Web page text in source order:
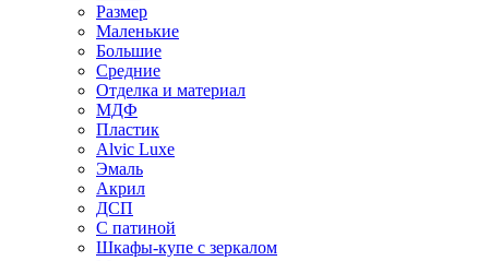
Размер
Маленькие
Большие
Средние
Отделка и материал
МДФ
Пластик
Alvic Luxe
Эмаль
Акрил
ДСП
С патиной
Шкафы-купе с зеркалом